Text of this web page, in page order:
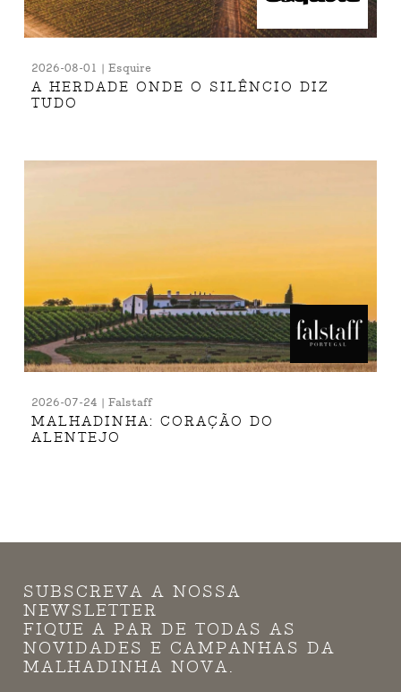
2026-08-01 | Esquire
A HERDADE ONDE O SILÊNCIO DIZ
TUDO
2026-07-24 | Falstaff
MALHADINHA: CORAÇÃO DO
ALENTEJO
SUBSCREVA A NOSSA
NEWSLETTER
FIQUE A PAR DE TODAS AS
NOVIDADES E CAMPANHAS DA
MALHADINHA NOVA.